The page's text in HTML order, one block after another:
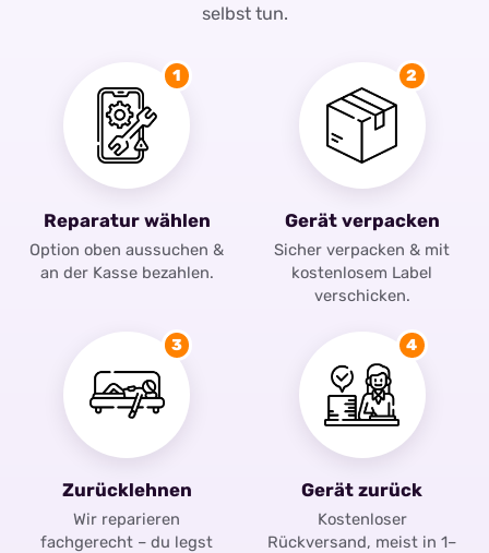
selbst tun.
1
Reparatur wählen
Option oben aussuchen &
an der Kasse bezahlen.
2
Gerät verpacken
Sicher verpacken & mit
kostenlosem Label
verschicken.
3
Zurücklehnen
Wir reparieren
fachgerecht – du legst
4
Gerät zurück
Kostenloser
Rückversand, meist in 1–